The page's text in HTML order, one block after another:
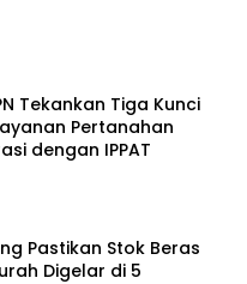
Tekankan Tiga Kunci
Pertanahan
dengan IPPAT
Pastikan Stok Beras
Digelar di 5